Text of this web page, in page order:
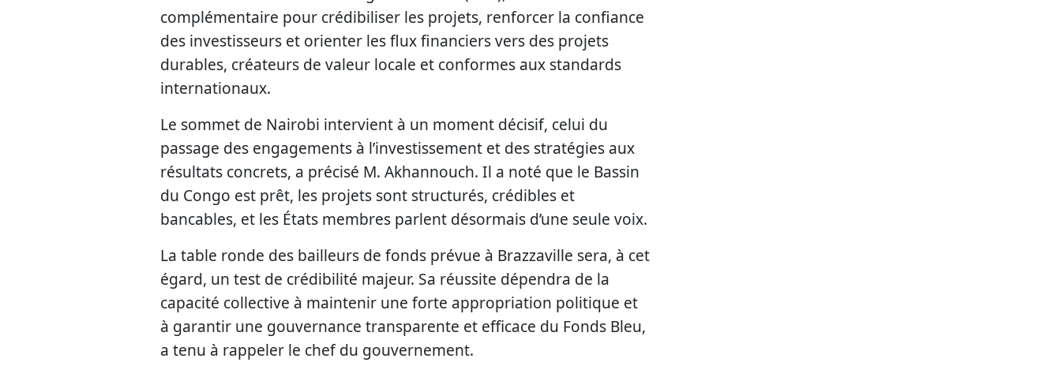
complémentaire pour crédibiliser les projets, renforcer la confiance
des investisseurs et orienter les flux financiers vers des projets
durables, créateurs de valeur locale et conformes aux standards
internationaux.
Le sommet de Nairobi intervient à un moment décisif, celui du
passage des engagements à l’investissement et des stratégies aux
résultats concrets, a précisé M. Akhannouch. Il a noté que le Bassin
du Congo est prêt, les projets sont structurés, crédibles et
bancables, et les États membres parlent désormais d’une seule voix.
La table ronde des bailleurs de fonds prévue à Brazzaville sera, à cet
égard, un test de crédibilité majeur. Sa réussite dépendra de la
capacité collective à maintenir une forte appropriation politique et
à garantir une gouvernance transparente et efficace du Fonds Bleu,
a tenu à rappeler le chef du gouvernement.